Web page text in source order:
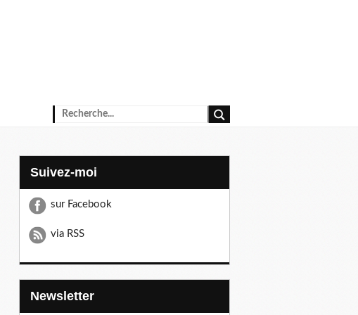
Suivez-moi
sur Facebook
via RSS
Newsletter